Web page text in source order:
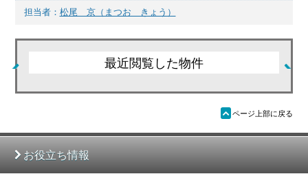
担当者： 松尾 京（まつお きょう）
最近閲覧した物件
ü ページ上部に戻る
お役立ち情報